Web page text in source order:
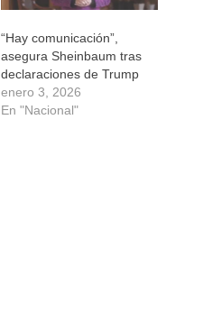
“Hay comunicación”,
asegura Sheinbaum tras
declaraciones de Trump
enero 3, 2026
En "Nacional"